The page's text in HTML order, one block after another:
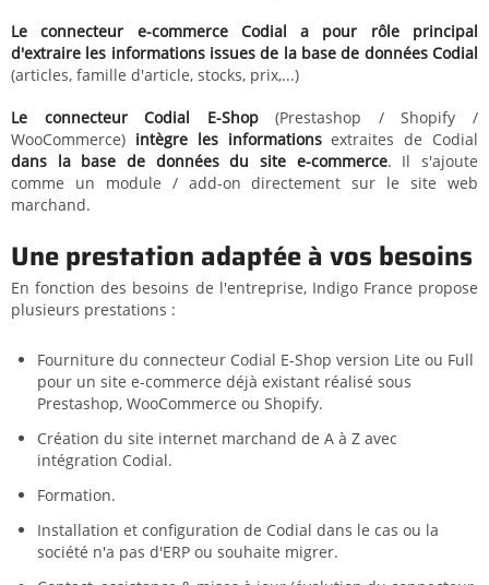
Le connecteur e-commerce Codial a pour rôle principal
d'extraire les informations issues de la base de données Codial
(articles, famille d'article, stocks, prix,...)
Le connecteur Codial E-Shop(Prestashop / Shopify /
WooCommerce) intègre les informationsextraites de Codial
dans la base de données du site e-commerce. Il s'ajoute
comme un module / add-on directement sur le site web
marchand.
Une prestation adaptée à vos besoins
En fonction des besoins de l'entreprise, Indigo France propose
plusieurs prestations :
Fourniture du connecteur Codial E-Shop version Lite ou Full
pour un site e-commerce déjà existant réalisé sous
Prestashop, WooCommerce ou Shopify.
Création du site internet marchand de A à Z avec
intégration Codial.
Formation.
Installation et configuration de Codial dans le cas ou la
société n'a pas d'ERP ou souhaite migrer.